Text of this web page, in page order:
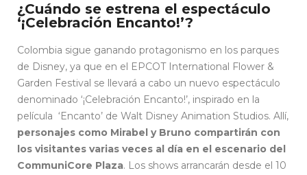
¿Cuándo se estrena el espectáculo
‘¡Celebración Encanto!’?
Colombia sigue ganando protagonismo en los parques
de Disney, ya que en el EPCOT International Flower &
Garden Festival se llevará a cabo un nuevo espectáculo
denominado ‘¡Celebración Encanto!’, inspirado en la
película ‘Encanto’ de Walt Disney Animation Studios. Allí,
personajes como Mirabel y Bruno compartirán con
los visitantes varias veces al día en el escenario del
CommuniCore Plaza. Los shows arrancarán desde el 10